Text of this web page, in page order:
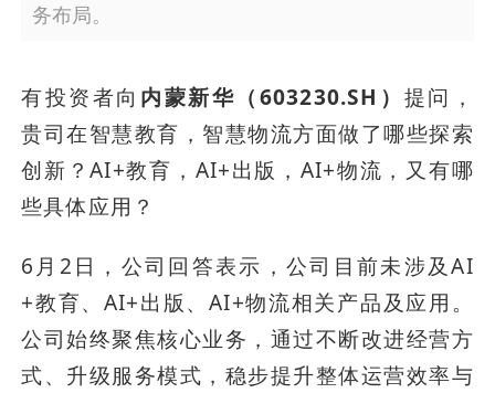
务布局。
有投资者向 内蒙新华（603230.SH） 提问，
贵司在智慧教育，智慧物流方面做了哪些探索
创新？AI+教育，AI+出版，AI+物流，又有哪
些具体应用？
6月2日，公司回答表示，公司目前未涉及AI
+教育、AI+出版、AI+物流相关产品及应用。
公司始终聚焦核心业务，通过不断改进经营方
式、升级服务模式，稳步提升整体运营效率与